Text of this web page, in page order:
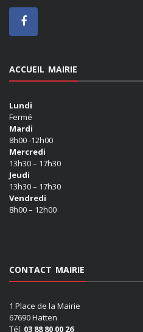
ACCUEIL MAIRIE
Lundi
Fermé
Mardi
8h00 -12h00
Mercredi
13h30 – 17h30
Jeudi
13h30 – 17h30
Vendredi
8h00 – 12h00
CONTACT MAIRIE
1 Place de la Mairie
67690 Hatten
Tél. 03 88 80 00 26